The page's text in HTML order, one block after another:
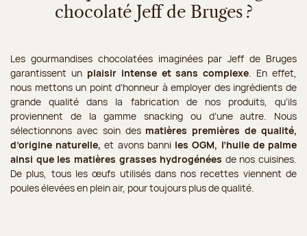
chocolaté Jeff de Bruges ?
Les gourmandises chocolatées imaginées par Jeff de Bruges
garantissent un plaisir intense et sans complexe. En effet,
nous mettons un point d’honneur à employer des ingrédients de
grande qualité dans la fabrication de nos produits, qu’ils
proviennent de la gamme snacking ou d’une autre. Nous
sélectionnons avec soin des matières premières de qualité,
d’origine naturelle, et avons banni les OGM, l’huile de palme
ainsi que les matières grasses hydrogénées de nos cuisines.
De plus, tous les œufs utilisés dans nos recettes viennent de
poules élevées en plein air, pour toujours plus de qualité.